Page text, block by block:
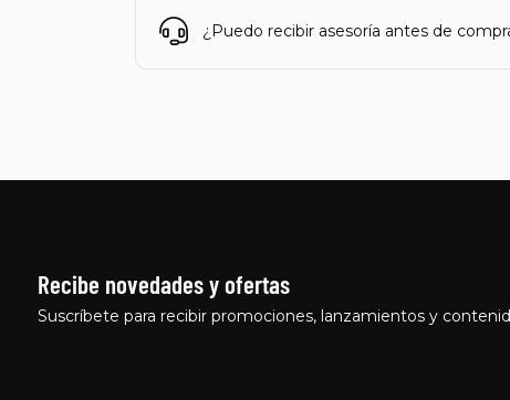
¿Puedo recibir asesoría antes de
Recibe novedades y ofertas
Suscríbete para recibir promociones, lanzamientos y